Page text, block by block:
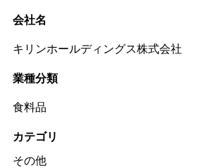
会社名
キリンホールディングス株式会社
業種分類
食料品
カテゴリ
その他